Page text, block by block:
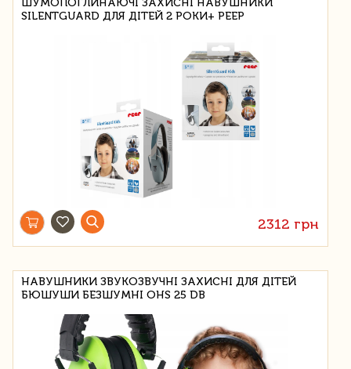
ШУМОПОГЛИНАЮЧІ ЗАХИСНІ НАВУШНИКИ
SILENTGUARD ДЛЯ ДІТЕЙ 2 РОКИ+ РЕЕР
2312 грн
НАВУШНИКИ ЗВУКОЗВУЧНІ ЗАХИСНІ ДЛЯ ДІТЕЙ
БЮШУШИ БЕЗШУМНІ OHS 25 DB